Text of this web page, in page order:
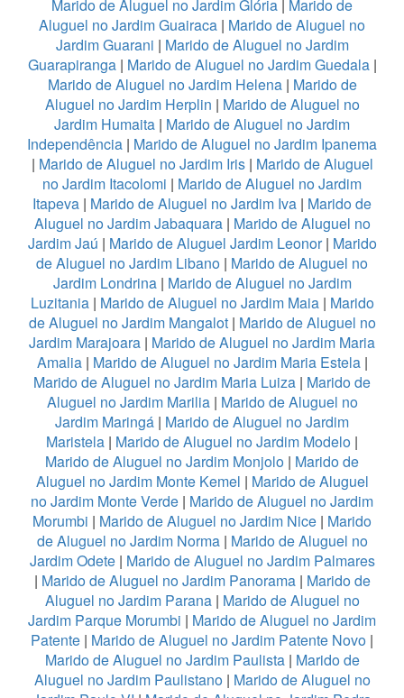
Marido de Aluguel no Jardim Glória | Marido de
Aluguel no Jardim Guairaca | Marido de Aluguel no
Jardim Guarani | Marido de Aluguel no Jardim
Guarapiranga| Marido de Aluguel no Jardim Guedala|
Marido de Aluguel no Jardim Helena| Marido de
Aluguel no Jardim Herplin | Marido de Aluguel no
Jardim Humaita | Marido de Aluguel no Jardim
Independência | Marido de Aluguel no Jardim Ipanema
| Marido de Aluguel no Jardim Iris| Marido de Aluguel
no Jardim Itacolomi | Marido de Aluguel no Jardim
Itapeva | Marido de Aluguel no Jardim Iva | Marido de
Aluguel no Jardim Jabaquara| Marido de Aluguel no
Jardim Jaú | Marido de Aluguel Jardim Leonor| Marido
de Aluguel no Jardim Libano | Marido de Aluguel no
Jardim Londrina| Marido de Aluguel no Jardim
Luzitania| Marido de Aluguel no Jardim Maia| Marido
de Aluguel no Jardim Mangalot| Marido de Aluguel no
Jardim Marajoara | Marido de Aluguel no Jardim Maria
Amalia| Marido de Aluguel no Jardim Maria Estela|
Marido de Aluguel no Jardim Maria Luiza | Marido de
Aluguel no Jardim Marilia| Marido de Aluguel no
Jardim Maringá | Marido de Aluguel no Jardim
Maristela | Marido de Aluguel no Jardim Modelo |
Marido de Aluguel no Jardim Monjolo | Marido de
Aluguel no Jardim Monte Kemel | Marido de Aluguel
no Jardim Monte Verde | Marido de Aluguel no Jardim
Morumbi | Marido de Aluguel no Jardim Nice | Marido
de Aluguel no Jardim Norma| Marido de Aluguel no
Jardim Odete| Marido de Aluguel no Jardim Palmares
| Marido de Aluguel no Jardim Panorama| Marido de
Aluguel no Jardim Parana| Marido de Aluguel no
Jardim Parque Morumbi | Marido de Aluguel no Jardim
Patente | Marido de Aluguel no Jardim Patente Novo |
Marido de Aluguel no Jardim Paulista| Marido de
Aluguel no Jardim Paulistano| Marido de Aluguel no